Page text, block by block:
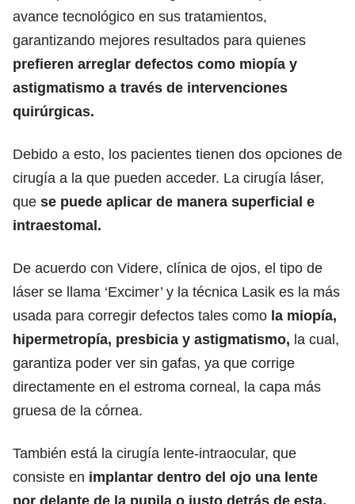
avance tecnológico en sus tratamientos,
garantizando mejores resultados para quienes
prefieren arreglar defectos como miopía y
astigmatismo a través de intervenciones
quirúrgicas.
Debido a esto, los pacientes tienen dos opciones de
cirugía a la que pueden acceder. La cirugía láser,
que se puede aplicar de manera superficial e
intraestomal.
De acuerdo con Videre, clínica de ojos, el tipo de
láser se llama ‘Excimer’ y la técnica Lasik es la más
usada para corregir defectos tales como la miopía,
hipermetropía, presbicia y astigmatismo, la cual,
garantiza poder ver sin gafas, ya que corrige
directamente en el estroma corneal, la capa más
gruesa de la córnea.
También está la cirugía lente-intraocular, que
consiste en implantar dentro del ojo una lente
por delante de la pupila o justo detrás de esta.